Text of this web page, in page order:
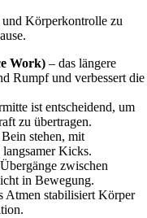
Körperkontrolle zu
Work) – das längere
Rumpf und verbessert die
ist entscheidend, um
zu übertragen.
stehen, mit
langsamer Kicks.
zwischen
in Bewegung.
Atmen stabilisiert Körper